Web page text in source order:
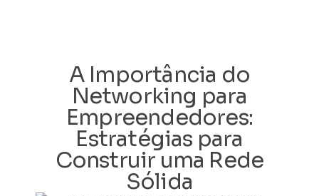
A Importância do
Networking para
Empreendedores:
Estratégias para
Construir uma Rede
Sólida